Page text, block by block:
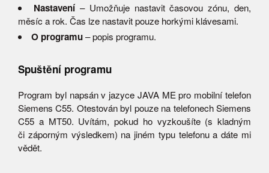
Nastavení – Umožňuje nastavit časovou zónu, den,
měsíc a rok. Čas lze nastavit pouze horkými klávesami.
O programu– popis programu.
Spuštění programu
Program byl napsán v jazyce JAVA ME pro mobilní telefon
Siemens C55. Otestován byl pouze na telefonech Siemens
C55 a MT50. Uvítám, pokud ho vyzkoušíte (s kladným
či záporným výsledkem) na jiném typu telefonu a dáte mi
vědět.